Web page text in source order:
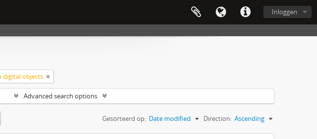
Inloggen
digital objects
Advanced search options
Gesorteerd op: Date modified Direction: Ascending